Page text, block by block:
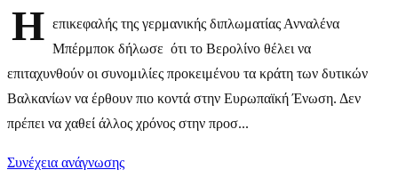
Η επικεφαλής της γερμανικής διπλωματίας Ανναλένα
Μπέρμποκ δήλωσε ότι το Βερολίνο θέλει να
επιταχυνθούν οι συνομιλίες προκειμένου τα κράτη των δυτικών
Βαλκανίων να έρθουν πιο κοντά στην Ευρωπαϊκή Ένωση. Δεν
πρέπει να χαθεί άλλος χρόνος στην προσ...
Συνέχεια ανάγνωσης